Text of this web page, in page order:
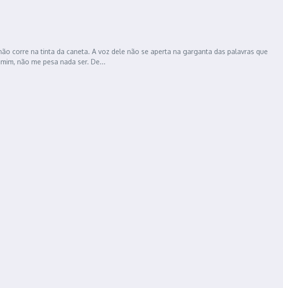
corre na tinta da caneta. A voz dele não se aperta na garganta das palavras que
não me pesa nada ser. De...